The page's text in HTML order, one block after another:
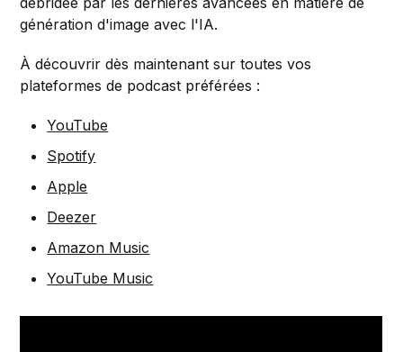
génération d'image avec l'IA.
À découvrir dès maintenant sur toutes vos
plateformes de podcast préférées :
YouTube
Spotify
Apple
Deezer
Amazon Music
YouTube Music